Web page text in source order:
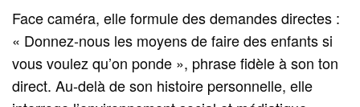
Face caméra, elle formule des demandes directes :
« Donnez‑nous les moyens de faire des enfants si
vous voulez qu’on ponde », phrase fidèle à son ton
direct. Au‑delà de son histoire personnelle, elle